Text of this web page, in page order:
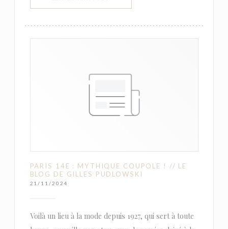
PARIS 14E : MYTHIQUE COUPOLE ! // LE
BLOG DE GILLES PUDLOWSKI
21/11/2024
Voilà un lieu à la mode depuis 1927, qui sert à toute